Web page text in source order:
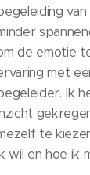
de emotie
met
Ik
te
wil en hoe ik